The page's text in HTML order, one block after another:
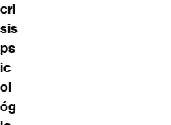
cri
sis
ps
ic
ol
óg